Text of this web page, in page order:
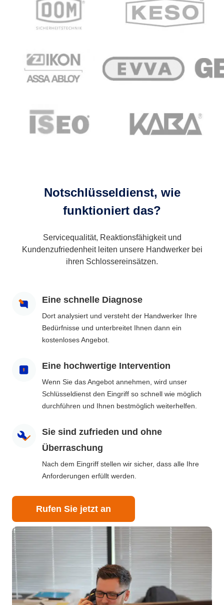
Notschlüsseldienst, wie
funktioniert das?
Servicequalität, Reaktionsfähigkeit und
Kundenzufriedenheit leiten unsere Handwerker bei
ihren Schlossereinsätzen.
Eine schnelle Diagnose
Dort analysiert und versteht der Handwerker Ihre
Bedürfnisse und unterbreitet Ihnen dann ein
kostenloses Angebot.
Eine hochwertige Intervention
Wenn Sie das Angebot annehmen, wird unser
Schlüsseldienst den Eingriff so schnell wie möglich
durchführen und Ihnen bestmöglich weiterhelfen.
Sie sind zufrieden und ohne
Überraschung
Nach dem Eingriff stellen wir sicher, dass alle Ihre
Anforderungen erfüllt werden.
Rufen Sie jetzt an